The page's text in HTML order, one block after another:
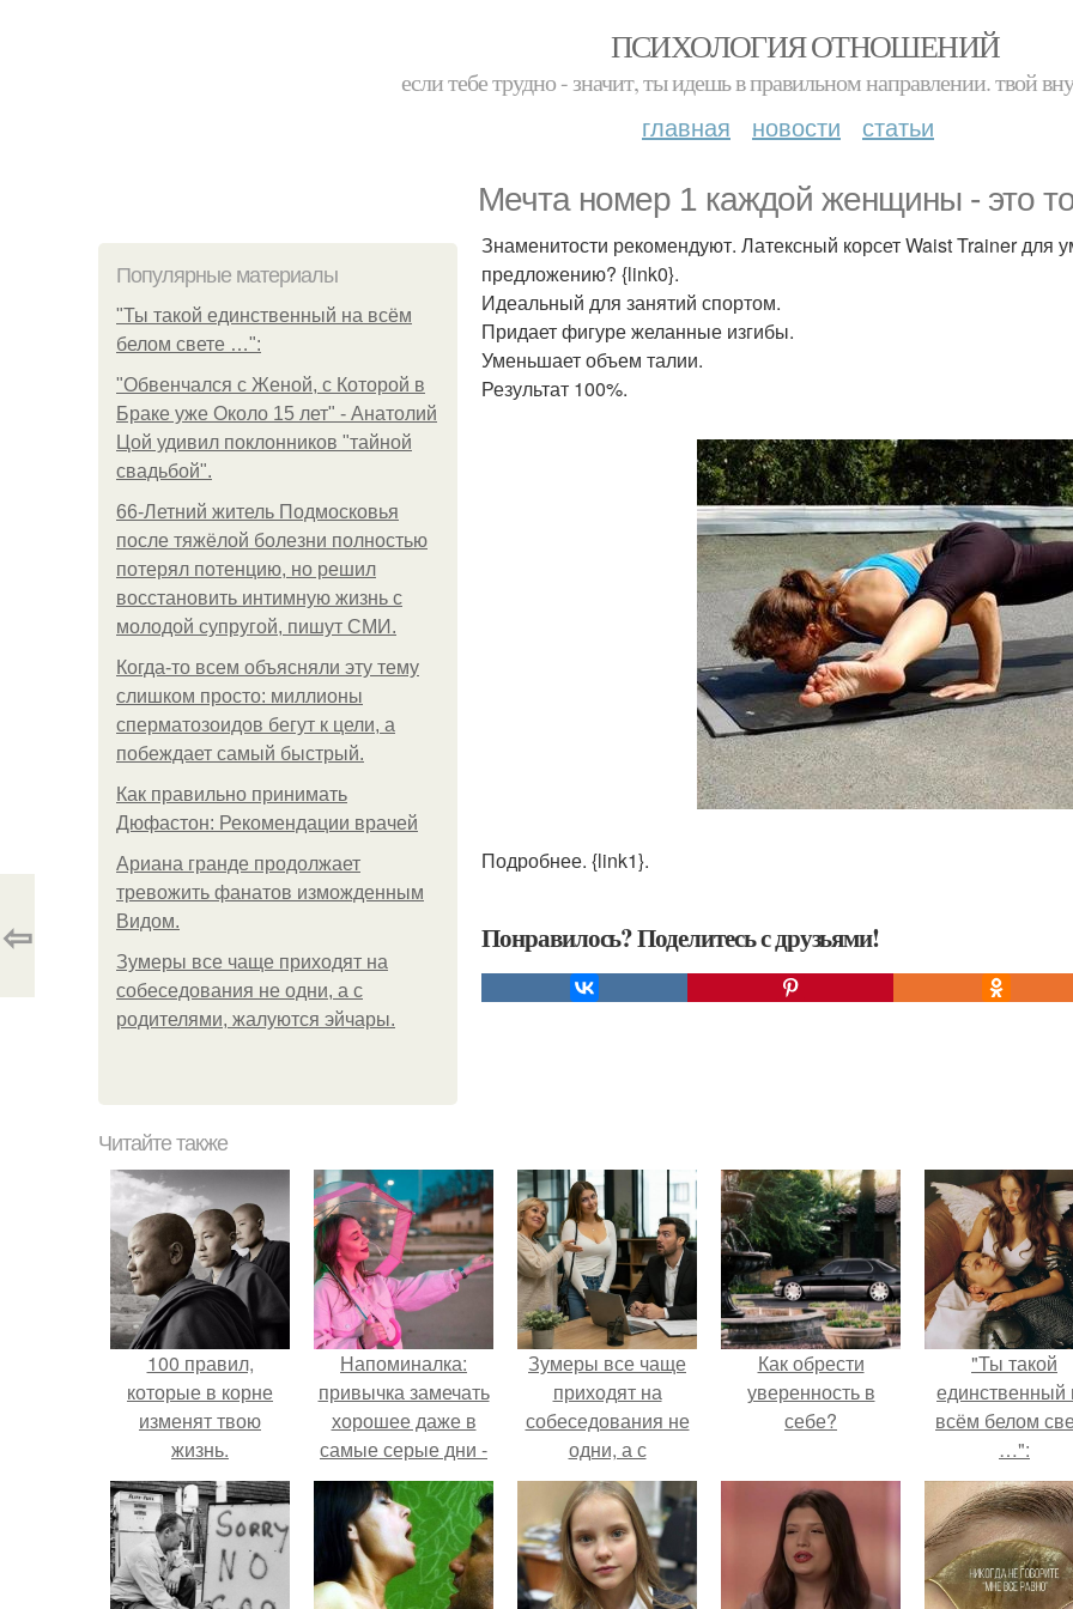
ПСИХОЛОГИЯ ОТНОШЕНИЙ
если тебе трудно - значит, ты идешь в правильном направлении. твой
главная новости статьи
Мечта номер 1 каждой женщины - это
Популярные материалы
"Ты такой единственный на всём
белом свете …":
"Обвенчался с Женой, с Которой в
Браке уже Около 15 лет" - Анатолий
Цой удивил поклонников "тайной
свадьбой".
66-Летний житель Подмосковья
после тяжёлой болезни полностью
потерял потенцию, но решил
восстановить интимную жизнь с
молодой супругой, пишут СМИ.
Когда-то всем объясняли эту тему
слишком просто: миллионы
сперматозоидов бегут к цели, а
побеждает самый быстрый.
Как правильно принимать
Дюфастон: Рекомендации врачей
Ариана гранде продолжает
тревожить фанатов изможденным
Видом.
Зумеры все чаще приходят на
собеседования не одни, а с
родителями, жалуются эйчары.
Знаменитости рекомендуют. Латексный корсет Waist Trainer для
предложению? {link0}.
Идеальный для занятий спортом.
Придает фигуре желанные изгибы.
Уменьшает объем талии.
Результат 100%.
Подробнее. {link1}.
Понравилось? Поделитесь с друзьями!
⇦
Читайте также
100 правил,
которые в корне
изменят твою
жизнь.
Напоминалка:
привычка замечать
хорошее даже в
самые серые дни -
это не очередная
сказка из книг по
саморазвитию.
Зумеры все чаще
приходят на
собеседования не
одни, а с
родителями,
жалуются эйчары.
Как обрести
уверенность в
себе?
"Ты такой
единственный
всём белом
…":